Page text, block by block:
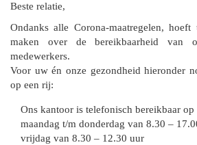
Beste relatie,
Ondanks alle Corona-maatregelen,
maken over de bereikbaarheid van
medewerkers.
Voor uw én onze gezondheid hieronder
op een rij:
Ons kantoor is telefonisch bereikbaar
maandag t/m donderdag van 8.30 –
vrijdag van 8.30 – 12.30 uur